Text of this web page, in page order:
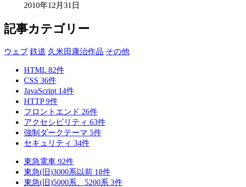
2010年12月31日
記事カテゴリー
ウェブ 鉄道 久米田康治作品 その他
HTML 82件
CSS 36件
JavaScript 14件
HTTP9件
フロントエンド 26件
アクセシビリティ 63件
強制ダークテーマ 5件
セキュリティ 34件
東急電車 92件
東急(旧)3000系以前 18件
東急(旧)5000系、5200系 3件